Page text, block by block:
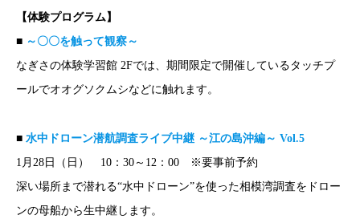
【体験プログラム】
■ ～ 〇〇を触って観察～
なぎさの体験学習館 2Fでは、期間限定で開催しているタッチプ
ールでオオグソクムシなどに触れます。
■ 水中ドローン潜航調査ライブ中継 ～江の島沖編～ Vol.5
1月28日（日） 10：30～12：00 ※要事前予約
深い場所まで潜れる“水中ドローン”を使った相模湾調査をドロー
ンの母船から生中継します。